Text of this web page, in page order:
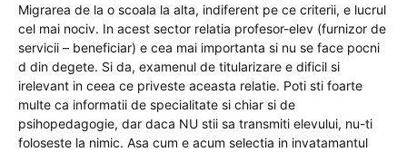
Migrarea de la o scoala la alta, indiferent pe ce criterii, e lucrul
cel mai nociv. In acest sector relatia profesor-elev (furnizor de
servicii – beneficiar) e cea mai importanta si nu se face pocni
d din degete. Si da, examenul de titularizare e dificil si
irelevant in ceea ce priveste aceasta relatie. Poti sti foarte
multe ca informatii de specialitate si chiar si de
psihopedagogie, dar daca NU stii sa transmiti elevului, nu-ti
foloseste la nimic. Asa cum e acum selectia in invatamantul